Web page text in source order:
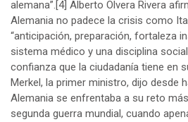
alemana”. [4] Alberto Olvera Rivera
Alemania no padece la crisis como
“anticipación, preparación, fortaleza
sistema médico y una disciplina
confianza que la ciudadanía tiene en
Merkel, la primer ministro, dijo desde
Alemania se enfrentaba a su reto
segunda guerra mundial, cuando